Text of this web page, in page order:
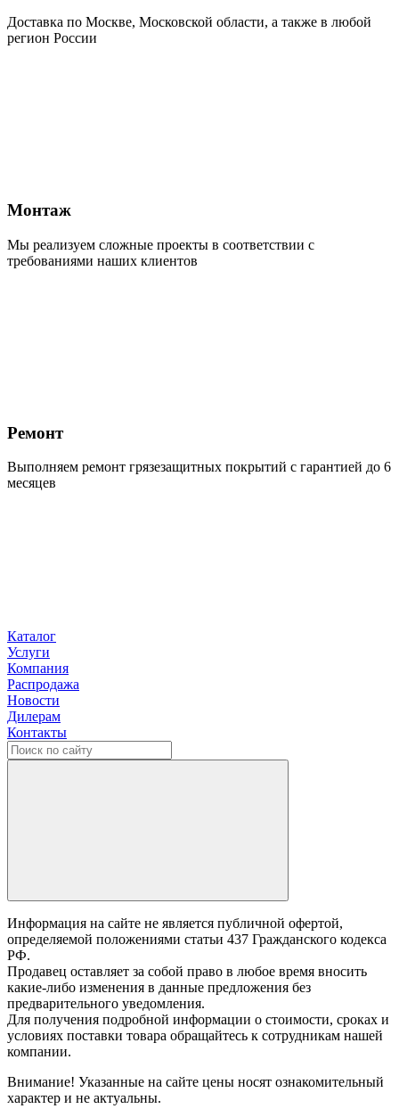
Доставка по Москве, Московской области, а также в любой
регион России
Монтаж
Мы реализуем сложные проекты в соответствии с
требованиями наших клиентов
Ремонт
Выполняем ремонт грязезащитных покрытий с гарантией до 6
месяцев
Каталог
Услуги
Компания
Распродажа
Новости
Дилерам
Контакты
Информация на сайте не является публичной офертой,
определяемой положениями статьи 437 Гражданского кодекса
РФ.
Продавец оставляет за собой право в любое время вносить
какие-либо изменения в данные предложения без
предварительного уведомления.
Для получения подробной информации о стоимости, сроках и
условиях поставки товара обращайтесь к сотрудникам нашей
компании.
Внимание! Указанные на сайте цены носят ознакомительный
характер и не актуальны.